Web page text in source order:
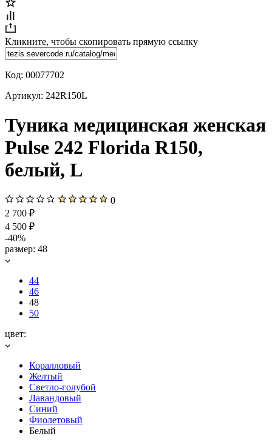
Кликните, чтобы скопировать прямую ссылку
Код: 00077702
Артикул: 242R150L
Туника медицинская женская
Pulse 242 Florida R150,
белый, L
0
2 700 ₽
4 500 ₽
-40%
размер: 48
44
46
48
50
цвет:
Коралловый
Желтый
Светло-голубой
Лавандовый
Синий
Фиолетовый
Белый